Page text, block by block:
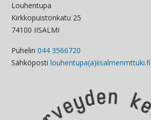
Louhentupa
Kirkkopuistonkatu 25
74100 IISALMI
Puhelin 044 3566720
Sähköposti louhentupa(a)iisalmenmttuki.fi